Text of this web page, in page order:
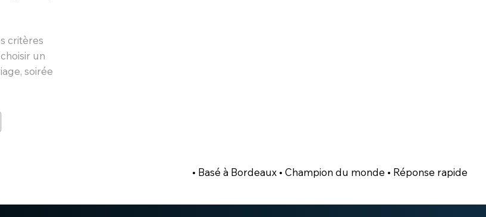
critères
un
, soirée
• Basé à Bordeaux • Champion du monde • Réponse rapide